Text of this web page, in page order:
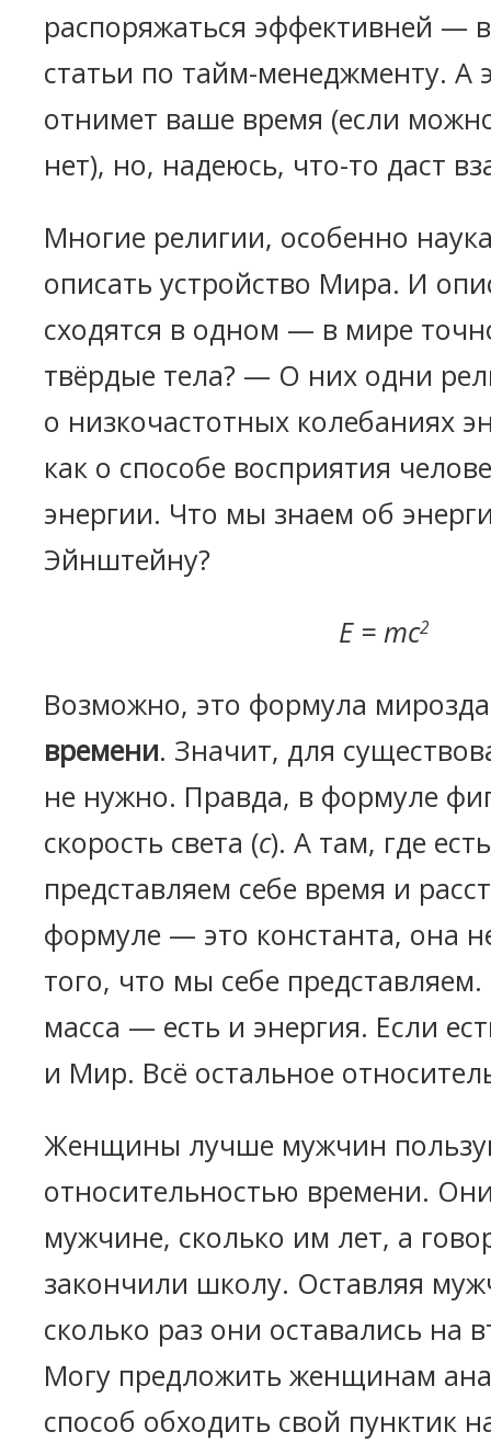
распоряжаться эффективней —
статьи по тайм-менеджменту. А
отнимет ваше время (если
нет), но, надеюсь, что-то даст
Многие религии, особенно
описать устройство Мира. И
сходятся в одном — в мире
твёрдые тела? — О них одни
о низкочастотных колебаниях
как о способе восприятия
энергии. Что мы знаем об
Эйнштейну?
E = mc2
Возможно, это формула
времени. Значит, для
не нужно. Правда, в формуле
скорость света (с). А там, где
представляем себе время и
формуле — это константа, она
того, что мы себе представляем.
масса — есть и энергия. Если
и Мир. Всё остальное
Женщины лучше мужчин
относительностью времени.
мужчине, сколько им лет, а
закончили школу. Оставляя
сколько раз они оставались на
Могу предложить женщинам
способ обходить свой пунктик